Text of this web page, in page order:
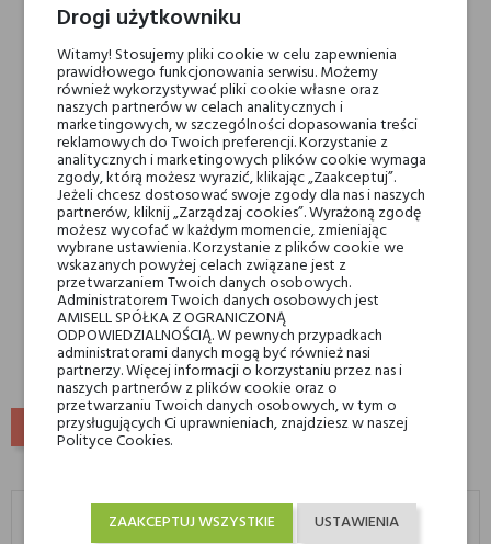
-27%
Escentric 03 Escentric
Molecules
595,00 zł
434,35 zł
POWRÓT DO GÓRY
Perfumy Escentric Molecules
Drogi użytkowniku
Witamy! Stosujemy pliki cookie w celu zapewnienia
prawidłowego funkcjonowania serwisu. Możemy
również wykorzystywać pliki cookie własne oraz
naszych partnerów w celach analitycznych i
marketingowych, w szczególności dopasowania treści
reklamowych do Twoich preferencji. Korzystanie z
analitycznych i marketingowych plików cookie wymaga
zgody, którą możesz wyrazić, klikając „Zaakceptuj”.
Jeżeli chcesz dostosować swoje zgody dla nas i naszych
partnerów, kliknij „Zarządzaj cookies”. Wyrażoną zgodę
możesz wycofać w każdym momencie, zmieniając
wybrane ustawienia. Korzystanie z plików cookie we
wskazanych powyżej celach związane jest z
przetwarzaniem Twoich danych osobowych.
Administratorem Twoich danych osobowych jest
AMISELL SPÓŁKA Z OGRANICZONĄ
ODPOWIEDZIALNOŚCIĄ. W pewnych przypadkach
administratorami danych mogą być również nasi
partnerzy. Więcej informacji o korzystaniu przez nas i
naszych partnerów z plików cookie oraz o
przetwarzaniu Twoich danych osobowych, w tym o
przysługujących Ci uprawnieniach, znajdziesz w naszej
Polityce Cookies.
USTAWIENIA
ZAAKCEPTUJ WSZYSTKIE